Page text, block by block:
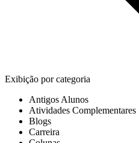
Exibição por categoria
Antigos Alunos
Atividades Complementares
Blogs
Carreira